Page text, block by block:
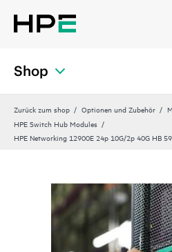
Shop
Zurück zum shop Optionen und Zubehör
HPE Switch Hub Modules
HPE Networking 12900E 24p 10G/2p 40G HB